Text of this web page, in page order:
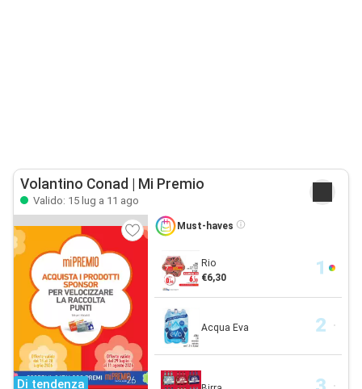
Volantino Conad | Mi Premio
Valido: 15 lug a 11 ago
Di tendenza
Must-haves
Rio
€6,30
Acqua Eva